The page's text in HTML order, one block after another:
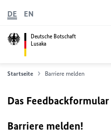
Deutsche Botschaft
Lusaka
DE EN
Startseite Barriere melden
Das
Barriere melden!